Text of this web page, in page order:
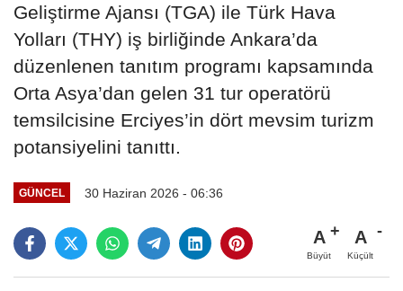
Geliştirme Ajansı (TGA) ile Türk Hava
Yolları (THY) iş birliğinde Ankara’da
düzenlenen tanıtım programı kapsamında
Orta Asya’dan gelen 31 tur operatörü
temsilcisine Erciyes’in dört mevsim turizm
potansiyelini tanıttı.
GÜNCEL 30 Haziran 2026 - 06:36
A
Büyüt
A
Küçült